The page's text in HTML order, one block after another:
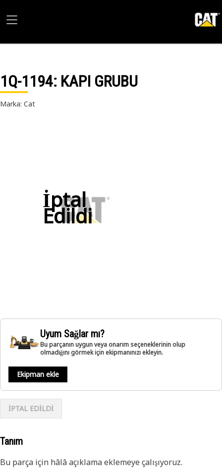
1Q-1194: KAPI GRUBU
Marka: Cat
İptal
Edildi
Uyum Sağlar mı?
Bu parçanın uygun veya onarım seçeneklerinin olup
olmadığını görmek için ekipmanınızı ekleyin.
Ekipman ekle
İPTAL EDİLDİ
Tanım
Bu parça için hâlâ açıklama eklemeye çalışıyoruz.